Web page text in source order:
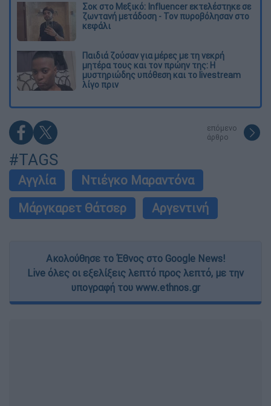
Σοκ στο Μεξικό: Influencer εκτελέστηκε σε
ζωντανή μετάδοση - Τον πυροβόλησαν στο
κεφάλι
Παιδιά ζούσαν για μέρες με τη νεκρή
μητέρα τους και τον πρώην της: Η
μυστηριώδης υπόθεση και το livestream
λίγο πριν
επόμενο
άρθρο
#TAGS
Αγγλία
Ντιέγκο Μαραντόνα
Μάργκαρετ Θάτσερ
Αργεντινή
Ακολούθησε το Έθνος στο Google News!
Live όλες οι εξελίξεις λεπτό προς λεπτό, με την
υπογραφή του www.ethnos.gr